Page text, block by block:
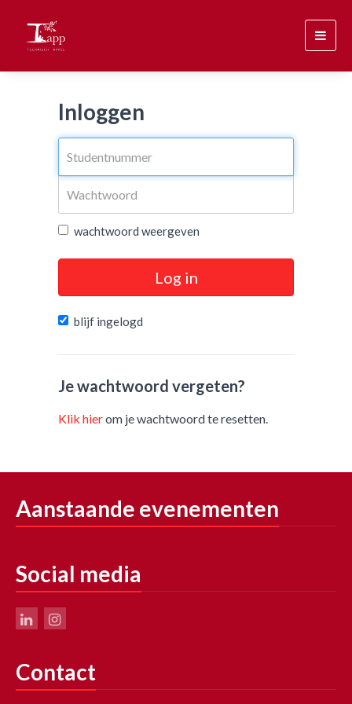
Inloggen
wachtwoord weergeven
Log in
blijf ingelogd
Je wachtwoord vergeten?
Klik hierom je wachtwoord te resetten.
Aanstaande evenementen
Social media
Contact